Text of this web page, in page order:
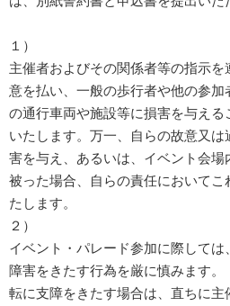
１）
主催者およびその関係者等の指示
意を払い、一般の歩行者や他の参
の通行車両や施設等に損害を与え
いたします。万一、自らの故意又
害を与え、あるいは、イベント会
被った場合、自らの責任において
たします。
２）
イベント・パレード参加に際して
障害をきたす行為を厳に慎みます
転に支障をきたす場合は、直ちに主